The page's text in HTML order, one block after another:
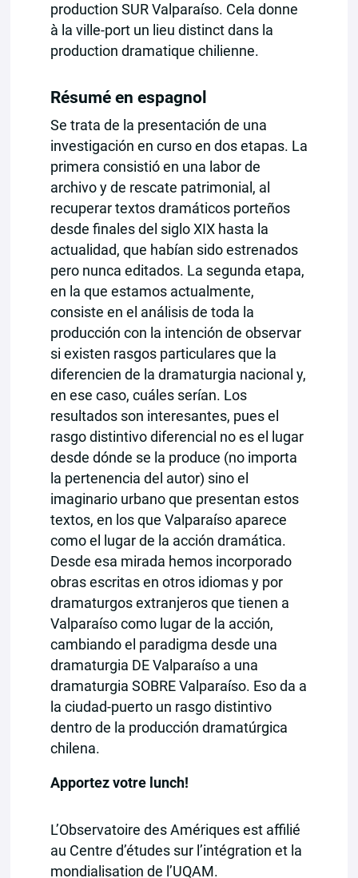
production SUR Valparaíso. Cela donne
à la ville-port un lieu distinct dans la
production dramatique chilienne.
Résumé en espagnol
Se trata de la presentación de una
investigación en curso en dos etapas. La
primera consistió en una labor de
archivo y de rescate patrimonial, al
recuperar textos dramáticos porteños
desde finales del siglo XIX hasta la
actualidad, que habían sido estrenados
pero nunca editados. La segunda etapa,
en la que estamos actualmente,
consiste en el análisis de toda la
producción con la intención de observar
si existen rasgos particulares que la
diferencien de la dramaturgia nacional y,
en ese caso, cuáles serían. Los
resultados son interesantes, pues el
rasgo distintivo diferencial no es el lugar
desde dónde se la produce (no importa
la pertenencia del autor) sino el
imaginario urbano que presentan estos
textos, en los que Valparaíso aparece
como el lugar de la acción dramática.
Desde esa mirada hemos incorporado
obras escritas en otros idiomas y por
dramaturgos extranjeros que tienen a
Valparaíso como lugar de la acción,
cambiando el paradigma desde una
dramaturgia DE Valparaíso a una
dramaturgia SOBRE Valparaíso. Eso da a
la ciudad-puerto un rasgo distintivo
dentro de la producción dramatúrgica
chilena.
Apportez votre lunch!
L’Observatoire des Amériques est affilié
au Centre d’études sur l’intégration et la
mondialisation de l’UQAM.